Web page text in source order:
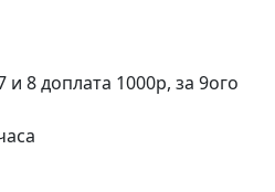
и 8 доплата 1000р, за 9ого